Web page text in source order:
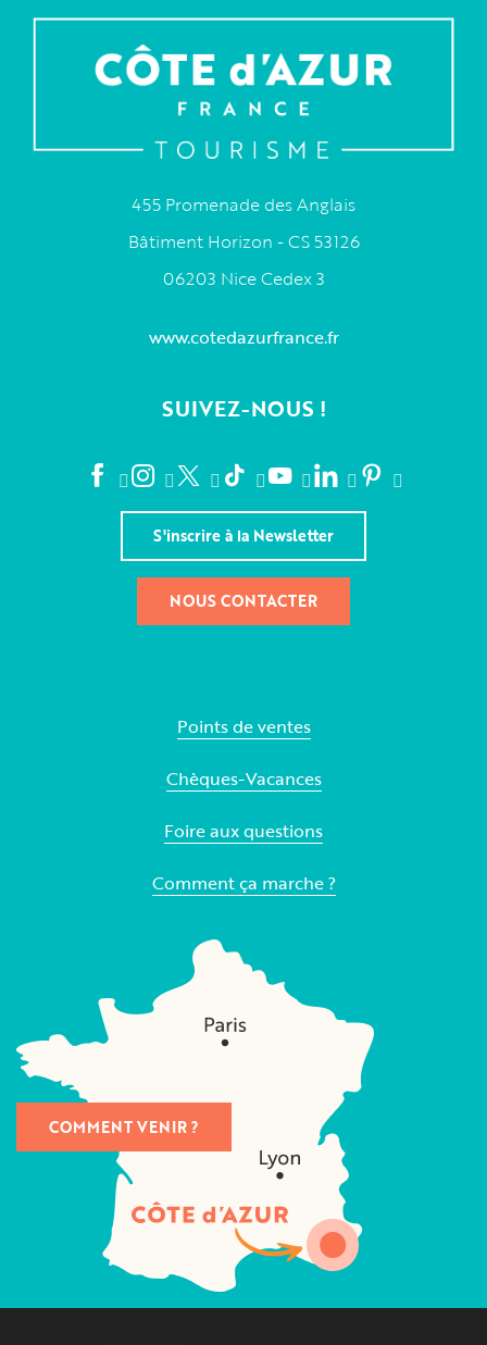
455 Promenade des Anglais
Bâtiment Horizon - CS 53126
06203 Nice Cedex 3
www.cotedazurfrance.fr
SUIVEZ-NOUS !
S'inscrire à la Newsletter
NOUS CONTACTER
Points de ventes
Chèques-Vacances
Foire aux questions
Comment ça marche ?
COMMENT VENIR ?